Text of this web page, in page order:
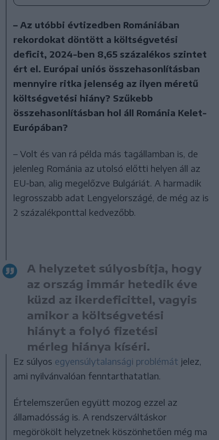
– Az utóbbi évtizedben Romániában
rekordokat döntött a költségvetési
deficit, 2024-ben 8,65 százalékos szintet
ért el. Európai uniós összehasonlításban
mennyire ritka jelenség az ilyen méretű
költségvetési hiány? Szűkebb
összehasonlításban hol áll Románia Kelet-
Európában?
– Volt és van rá példa más tagállamban is, de
jelenleg Románia az utolsó előtti helyen áll az
EU-ban, alig megelőzve Bulgáriát. A harmadik
legrosszabb adat Lengyelországé, de még az is
2 százalékponttal kedvezőbb.
A helyzetet súlyosbítja, hogy
az ország immár hetedik éve
küzd az ikerdeficittel, vagyis
amikor a költségvetési
hiányt a folyó fizetési
mérleg hiánya kíséri.
Ez súlyos egyensúlytalansági problémát jelez,
ami nyilvánvalóan fenntarthatatlan.
Értelemszerűen együtt mozog ezzel az
államadósság is. A rendszerváltáskor
megörökölt helyzetnek köszönhetően még ma